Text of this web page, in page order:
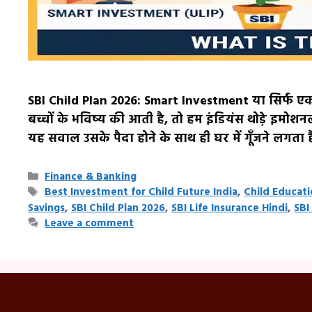
SBI Child Plan 2026: Smart Investment या सिर्फ
बच्चों के भविष्य की आती है, तो हम इंडियंस थोड़े
यह सवाल उसके पैदा होने के साथ ही घर में गूँजने
Categories
Finance & Banking
Tags
Best Investment for Child Future India,Child
Savings, SBI Child Plan 2026, SBI Life Insurance Hindi,
Leave a comment